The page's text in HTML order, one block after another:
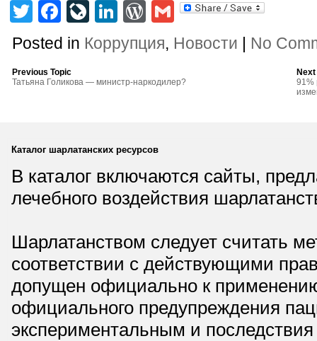
TwitterFacebook
LiveJournal
LinkedIn
WordPress
Gmail
Posted in Коррупция, Новости | No
Previous Topic
Татьяна Голикова — министр-наркодилер?
91%
Каталог шарлатанских ресурсов
В каталог включаются сайты,
лечебного воздействия
Шарлатанством следует считать
соответствии с действующими
допущен официально к
официального предупреждения
экспериментальным и